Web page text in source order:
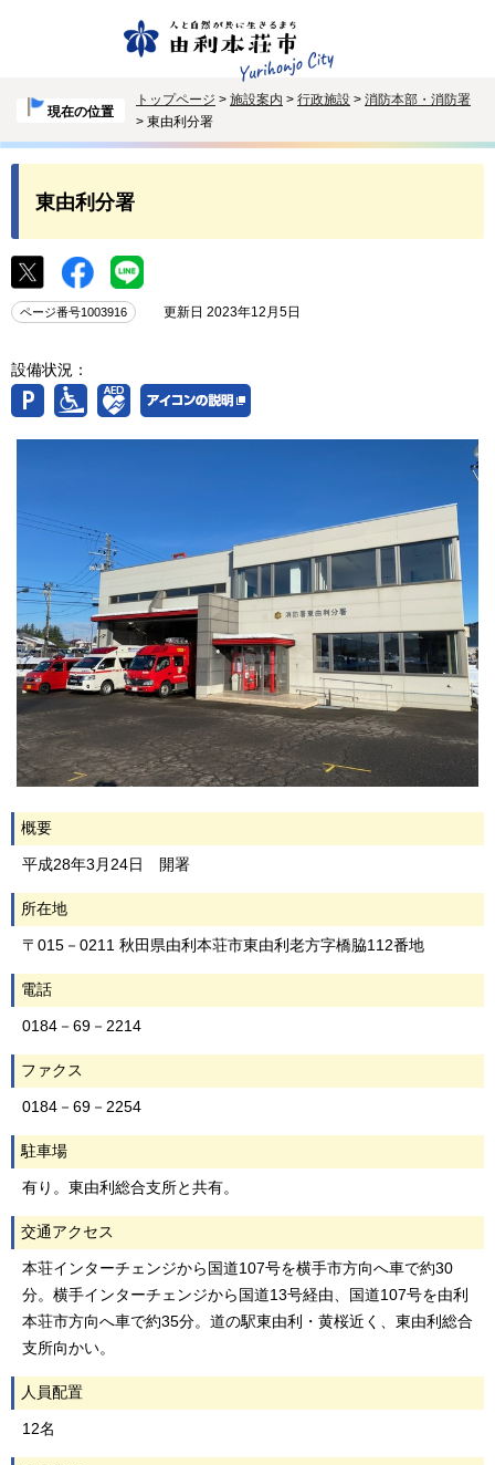
現在の位置
トップページ > 施設案内 > 行政施設 > 消防本部・消防署
> 東由利分署
東由利分署
ページ番号1003916 更新日 2023年12月5日
設備状況：
概要
平成28年3月24日 開署
所在地
〒015－0211 秋田県由利本荘市東由利老方字橋脇112番地
電話
0184－69－2214
ファクス
0184－69－2254
駐車場
有り。東由利総合支所と共有。
交通アクセス
本荘インターチェンジから国道107号を横手市方向へ車で約30
分。横手インターチェンジから国道13号経由、国道107号を由利
本荘市方向へ車で約35分。道の駅東由利・黄桜近く、東由利総合
支所向かい。
人員配置
12名